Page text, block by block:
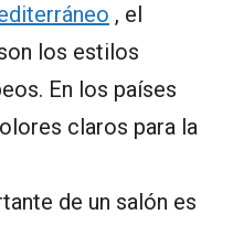
, el
los estilos
En los países
claros para la
de un salón es